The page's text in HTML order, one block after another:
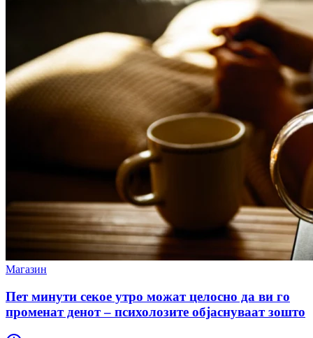
Магазин
Пет минути секое утро можат целосно да ви го
променат денот – психолозите објаснуваат зошто